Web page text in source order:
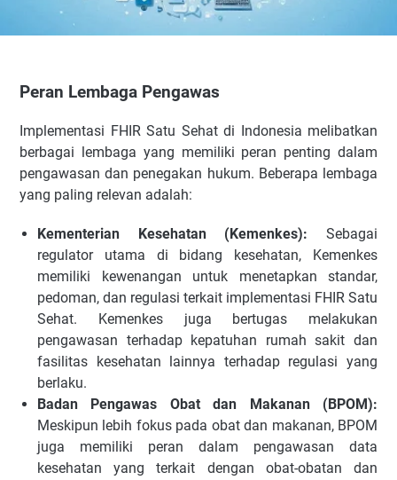
Peran Lembaga Pengawas
Implementasi FHIR Satu Sehat di Indonesia melibatkan
berbagai lembaga yang memiliki peran penting dalam
pengawasan dan penegakan hukum. Beberapa lembaga
yang paling relevan adalah:
Kementerian Kesehatan (Kemenkes): Sebagai
regulator utama di bidang kesehatan, Kemenkes
memiliki kewenangan untuk menetapkan standar,
pedoman, dan regulasi terkait implementasi FHIR Satu
Sehat. Kemenkes juga bertugas melakukan
pengawasan terhadap kepatuhan rumah sakit dan
fasilitas kesehatan lainnya terhadap regulasi yang
berlaku.
Badan Pengawas Obat dan Makanan (BPOM):
Meskipun lebih fokus pada obat dan makanan, BPOM
juga memiliki peran dalam pengawasan data
kesehatan yang terkait dengan obat-obatan dan